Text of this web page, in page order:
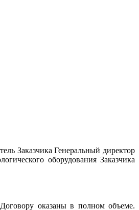
Заказчика Генеральный директор
оборудования Заказчика
оказаны в полном объеме.